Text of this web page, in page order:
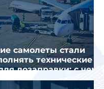
самолеты стали
технические
дозаправки: с чем